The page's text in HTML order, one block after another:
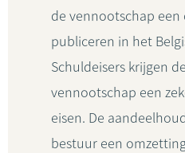
de vennootschap
publiceren in het
Schuldeisers krijgen
vennootschap een
eisen. De
bestuur een